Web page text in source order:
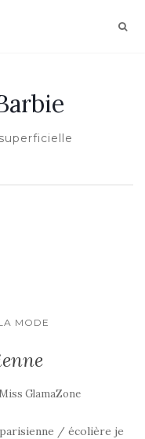
MODE
Miss GlamaZone
/ écolière je